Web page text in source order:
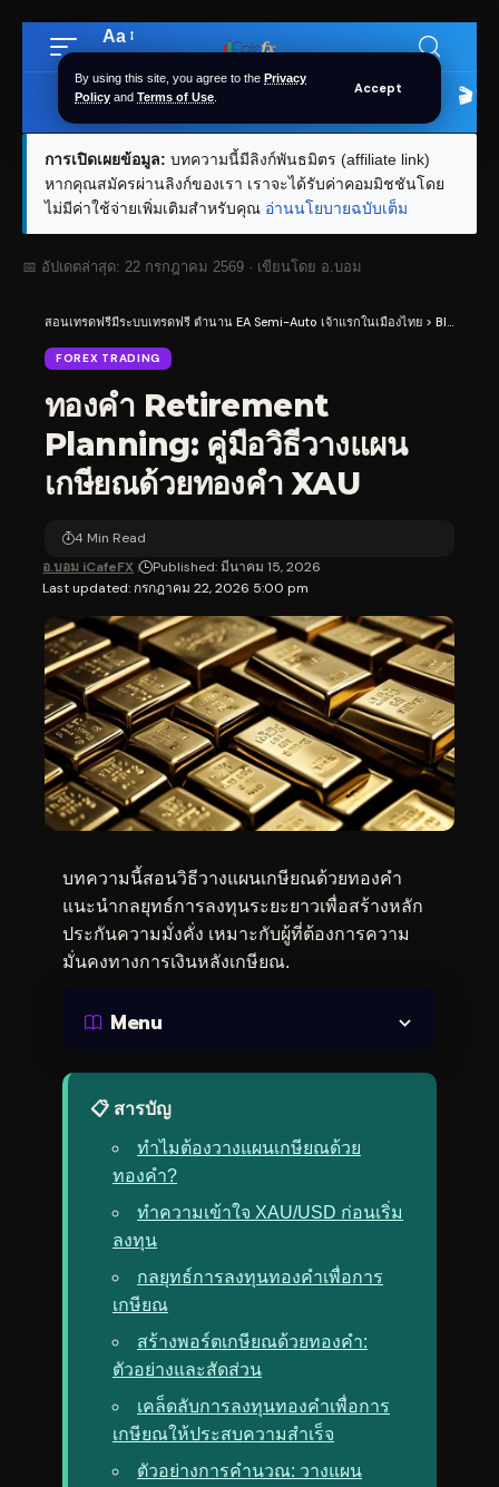
By using this site, you agree to the Privacy
Policy and Terms of Use
Accept
Font
Resizer
Aa
🏠 หน้าแรก ราคาทอง SPDR 📰 บทความ 🎬
การเปิดเผยข้อมูล: บทความนี้มีลิงก์พันธมิตร (affiliate link)
หากคุณสมัครผ่านลิงก์ของเรา เราจะได้รับค่าคอมมิชชันโดย
ไม่มีค่าใช้จ่ายเพิ่มเติมสำหรับคุณ อ่านนโยบายฉบับเต็ม
📅 อัปเดตล่าสุด: 22 กรกฎาคม 2569 · เขียนโดย อ.บอม
สอนเทรดฟรีมีระบบเทรดฟรี ตำนาน EA Semi-Auto เจ้าแรกในเมืองไทย > Blog
FOREX TRADING
ทองคำ Retirement
Planning: คู่มือวิธีวางแผน
เกษียณด้วยทองคำ XAU
Last updated: กรกฎาคม 22, 2026 5:00 pm
อ.บอม iCafeFX Published: มีนาคม 15, 2026
4 Min Read
บทความนี้สอนวิธีวางแผนเกษียณด้วยทองคำ
แนะนำกลยุทธ์การลงทุนระยะยาวเพื่อสร้างหลัก
ประกันความมั่งคั่ง เหมาะกับผู้ที่ต้องการความ
มั่นคงทางการเงินหลังเกษียณ.
Menu
📋 สารบัญ
ทำไมต้องวางแผนเกษียณด้วย
ทองคำ?
ทำความเข้าใจ XAU/USD ก่อนเริ่ม
ลงทุน
กลยุทธ์การลงทุนทองคำเพื่อการ
เกษียณ
สร้างพอร์ตเกษียณด้วยทองคำ:
ตัวอย่างและสัดส่วน
เคล็ดลับการลงทุนทองคำเพื่อการ
เกษียณให้ประสบความสำเร็จ
ตัวอย่างการคำนวณ: วางแผน